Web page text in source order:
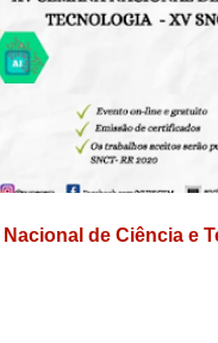
Nacional de Ciência e